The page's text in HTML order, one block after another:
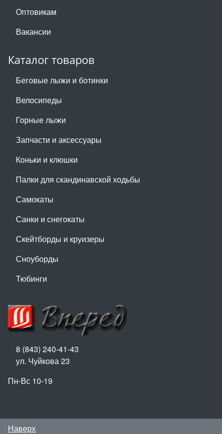
Оптовикам
Вакансии
Каталог товаров
Беговые лыжи и ботинки
Велосипеды
Горные лыжи
Запчасти и аксессуары
Коньки и клюшки
Палки для скандинавской ходьбы
Самокаты
Санки и снегокаты
Скейтборды и круизеры
Сноуборды
Тюбинги
8 (843) 240-41-43
ул. Чуйкова 23
Пн-Вс 10-19
Наверх